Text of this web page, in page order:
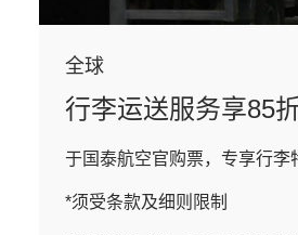
全球
行李运送服务享85
于国泰航空官购票，专享行李
*须受条款及细则限制